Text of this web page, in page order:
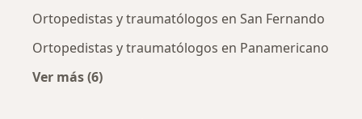
Ortopedistas y traumatólogos en San Fernando
Ortopedistas y traumatólogos en Panamericano
Ver más (6)